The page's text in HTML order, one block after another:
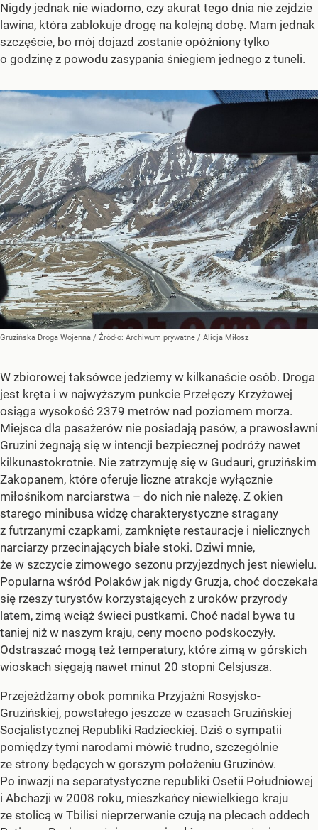
Nigdy jednak nie wiadomo, czy akurat tego dnia nie zejdzie
lawina, która zablokuje drogę na kolejną dobę. Mam jednak
szczęście, bo mój dojazd zostanie opóźniony tylko
o godzinę z powodu zasypania śniegiem jednego z tuneli.
Gruzińska Droga Wojenna / Źródło: Archiwum prywatne / Alicja Miłosz
W zbiorowej taksówce jedziemy w kilkanaście osób. Droga
jest kręta i w najwyższym punkcie Przełęczy Krzyżowej
osiąga wysokość 2379 metrów nad poziomem morza.
Miejsca dla pasażerów nie posiadają pasów, a prawosławni
Gruzini żegnają się w intencji bezpiecznej podróży nawet
kilkunastokrotnie. Nie zatrzymuję się w Gudauri, gruzińskim
Zakopanem, które oferuje liczne atrakcje wyłącznie
miłośnikom narciarstwa – do nich nie należę. Z okien
starego minibusa widzę charakterystyczne stragany
z futrzanymi czapkami, zamknięte restauracje i nielicznych
narciarzy przecinających białe stoki. Dziwi mnie,
że w szczycie zimowego sezonu przyjezdnych jest niewielu.
Popularna wśród Polaków jak nigdy Gruzja, choć doczekała
się rzeszy turystów korzystających z uroków przyrody
latem, zimą wciąż świeci pustkami. Choć nadal bywa tu
taniej niż w naszym kraju, ceny mocno podskoczyły.
Odstraszać mogą też temperatury, które zimą w górskich
wioskach sięgają nawet minut 20 stopni Celsjusza.
Przejeżdżamy obok pomnika Przyjaźni Rosyjsko-
Gruzińskiej, powstałego jeszcze w czasach Gruzińskiej
Socjalistycznej Republiki Radzieckiej. Dziś o sympatii
pomiędzy tymi narodami mówić trudno, szczególnie
ze strony będących w gorszym położeniu Gruzinów.
Po inwazji na separatystyczne republiki Osetii Południowej
i Abchazji w 2008 roku, mieszkańcy niewielkiego kraju
ze stolicą w Tbilisi nieprzerwanie czują na plecach oddech